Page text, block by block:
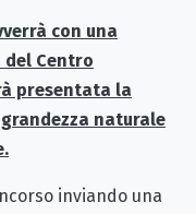
con una
Centro
presentata la
naturale
inviando una